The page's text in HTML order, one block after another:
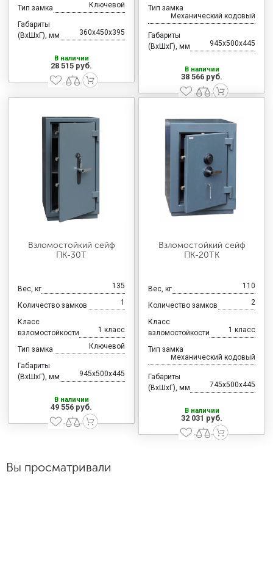
Тип замка Ключевой
Габариты
(ВхШхГ), мм
360x450x395
В наличии
28 515 руб.
Тип замка
Механический кодовый
Габариты
(ВхШхГ), мм
945x500x445
В наличии
38 566 руб.
Взломостойкий сейф
ПК-30Т
Вес, кг 135
Количество замков 1
Класс
взломостойкости
1 класс
Тип замка Ключевой
Габариты
(ВхШхГ), мм
945x500x445
В наличии
49 556 руб.
Взломостойкий сейф
ПК-20ТК
Вес, кг 110
Количество замков 2
Класс
взломостойкости
1 класс
Тип замка
Механический кодовый
Габариты
(ВхШхГ), мм
745x500x445
В наличии
32 031 руб.
Вы просматривали